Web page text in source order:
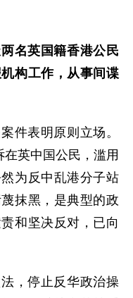
名英国籍香港公民
构工作，从事间谍
件表明原则立场。
在英中国公民，滥用
为反中乱港分子站
抹黑，是典型的政
和坚决反对，已向
，停止反华政治操